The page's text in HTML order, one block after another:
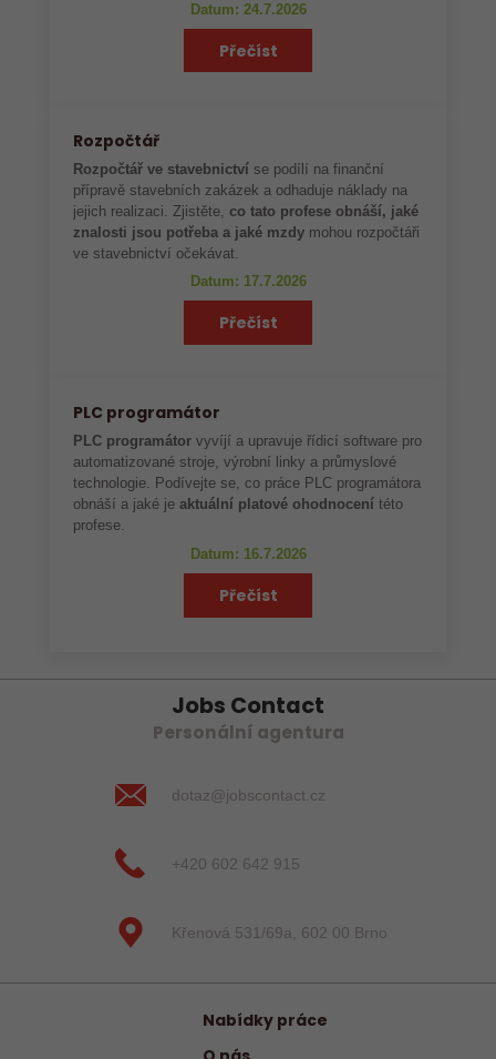
Datum: 24.7.2026
Přečíst
Rozpočtář
Rozpočtář ve stavebnictví se podílí na finanční
přípravě stavebních zakázek a odhaduje náklady na
jejich realizaci. Zjistěte,co tato profese obnáší, jaké
znalosti jsou potřeba a jaké mzdy mohou rozpočtáři
ve stavebnictví očekávat.
Datum: 17.7.2026
Přečíst
PLC programátor
PLC programátor vyvíjí a upravuje řídicí software pro
automatizované stroje, výrobní linky a průmyslové
technologie. Podívejte se, co práce PLC programátora
obnáší a jaké je aktuální platové ohodnocení této
profese.
Datum: 16.7.2026
Přečíst
Jobs Contact
Personální agentura
dotaz@jobscontact.cz
+420 602 642 915
Křenová 531/69a, 602 00 Brno
Nabídky práce